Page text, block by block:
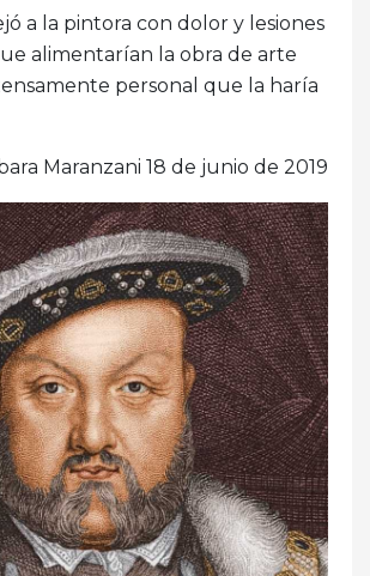
a la pintora con dolor y lesiones
alimentarían la obra de arte
personal que la haría
Maranzani 18 de junio de 2019